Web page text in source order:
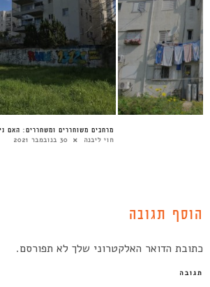
מרחבים משוחררים ומשחררים: האם
חוי ליבנה 30 בנובמבר 2021
הוסף תגובה
כתובת הדואר האלקטרוני שלך לא תפורסם.
תגובה